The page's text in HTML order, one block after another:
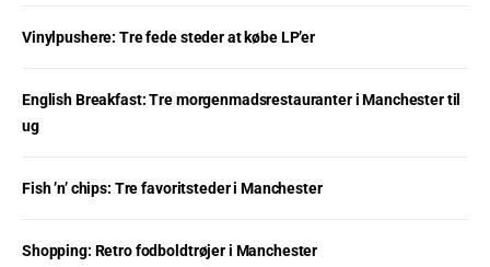
Vinylpushere: Tre fede steder at købe LP’er
English Breakfast: Tre morgenmadsrestauranter i Manchester til
ug
Fish ’n’ chips: Tre favoritsteder i Manchester
Shopping: Retro fodboldtrøjer i Manchester